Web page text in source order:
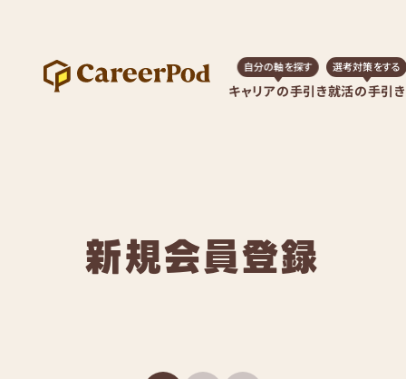
キャリアの手引き
自分の軸を探す
就活の手引き
選考対策をする
新規会員登録